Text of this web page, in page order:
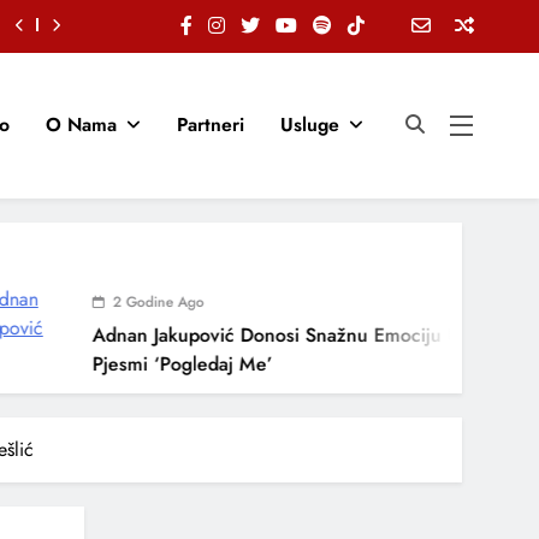
O Nama Partneri Usluge
2 Godine Ago
Adnan Jakupović Donosi Snažnu Emociju U Novoj
Pjesmi ‘Pogledaj Me’